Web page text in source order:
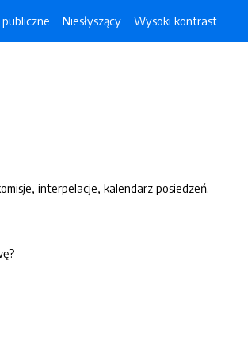
Niesłyszący Wysoki kontrast
interpelacje, kalendarz posiedzeń.